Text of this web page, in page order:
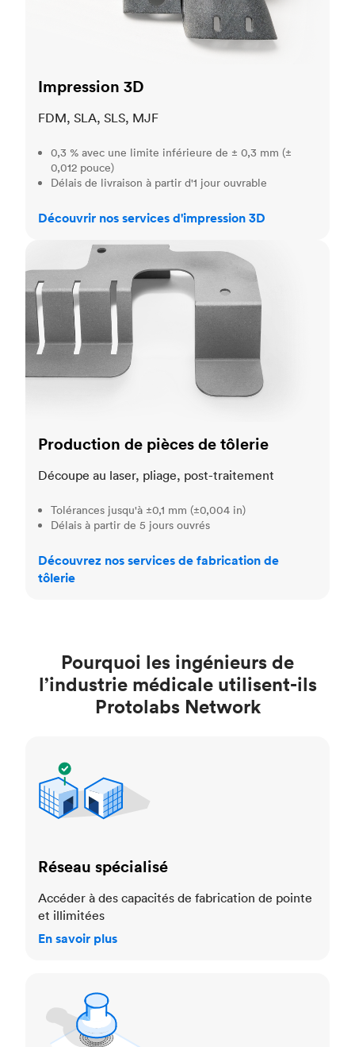
Impression 3D
FDM, SLA, SLS, MJF
0,3 % avec une limite inférieure de ± 0,3 mm (±
0,012 pouce)
Délais de livraison à partir d'1 jour ouvrable
Découvrir nos services d'impression 3D
Production de pièces de tôlerie
Production de pièces de tôlerie
Découpe au laser, pliage, post-traitement
Tolérances jusqu'à ±0,1 mm (±0,004 in)
Délais à partir de 5 jours ouvrés
Découvrez nos services de fabrication de
tôlerie
Pourquoi les ingénieurs de
l’industrie médicale utilisent-ils
Protolabs Network
Réseau spécialisé
Accéder à des capacités de fabrication de pointe
et illimitées
En savoir plus